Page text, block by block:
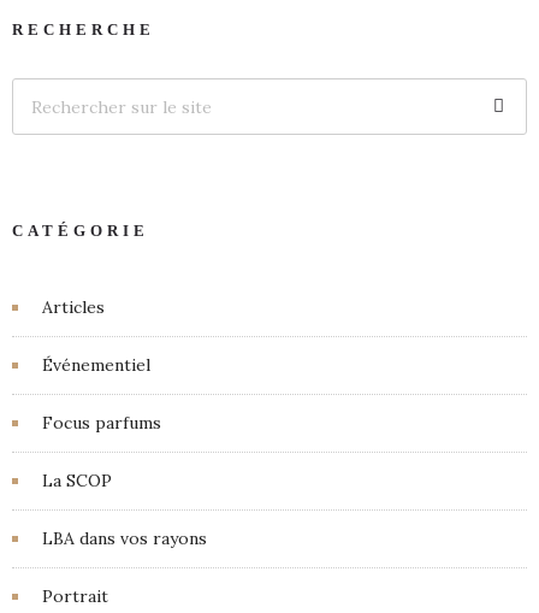
RECHERCHE
CATÉGORIE
Articles
Événementiel
Focus parfums
La SCOP
LBA dans vos rayons
Portrait